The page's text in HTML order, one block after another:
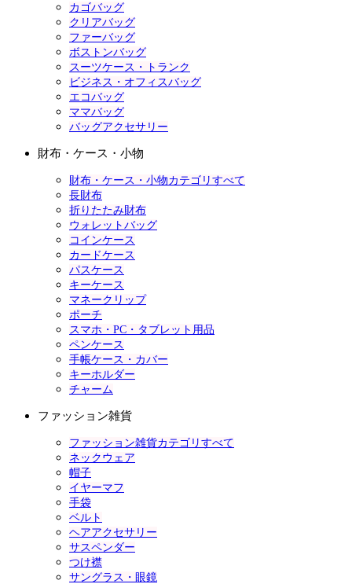
カゴバッグ
クリアバッグ
ファーバッグ
ボストンバッグ
スーツケース・トランク
ビジネス・オフィスバッグ
エコバッグ
ママバッグ
バッグアクセサリー
財布・ケース・小物
財布・ケース・小物カテゴリすべて
長財布
折りたたみ財布
ウォレットバッグ
コインケース
カードケース
パスケース
キーケース
マネークリップ
ポーチ
スマホ・PC・タブレット用品
ペンケース
手帳ケース・カバー
キーホルダー
チャーム
ファッション雑貨
ファッション雑貨カテゴリすべて
ネックウェア
帽子
イヤーマフ
手袋
ベルト
ヘアアクセサリー
サスペンダー
つけ襟
サングラス・眼鏡